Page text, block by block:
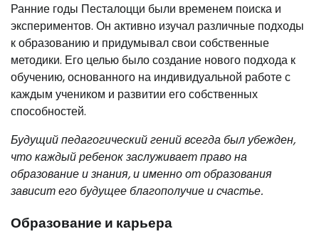
Ранние годы Песталоцци были временем поиска и
экспериментов. Он активно изучал различные подходы
к образованию и придумывал свои собственные
методики. Его целью было создание нового подхода к
обучению, основанного на индивидуальной работе с
каждым учеником и развитии его собственных
способностей.
Будущий педагогический гений всегда был убежден,
что каждый ребенок заслуживает право на
образование и знания, и именно от образования
зависит его будущее благополучие и счастье.
Образование и карьера